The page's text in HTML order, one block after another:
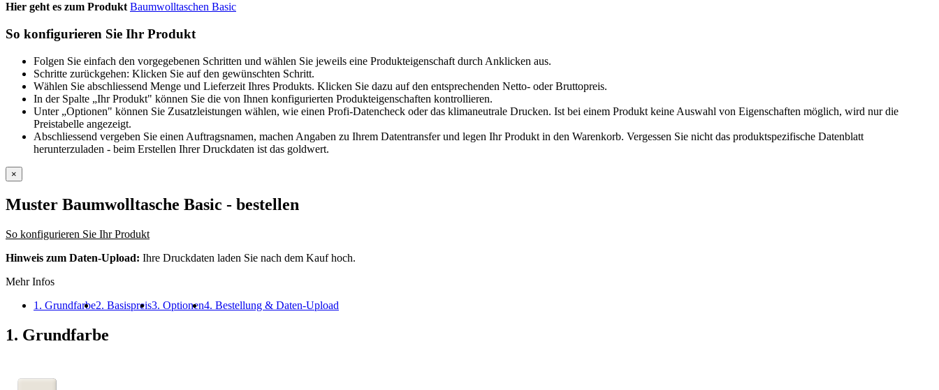
Hier geht es zum Produkt Baumwolltaschen Basic
So konfigurieren Sie Ihr Produkt
Folgen Sie einfach den vorgegebenen Schritten und wählen Sie jeweils eine Produkteigenschaft durch Anklicken aus.
Schritte zurückgehen: Klicken Sie auf den gewünschten Schritt.
Wählen Sie abschliessend Menge und Lieferzeit Ihres Produkts. Klicken Sie dazu auf den entsprechenden Netto- oder Bruttopreis.
In der Spalte „Ihr Produkt" können Sie die von Ihnen konfigurierten Produkteigenschaften kontrollieren.
Unter „Optionen" können Sie Zusatzleistungen wählen, wie einen Profi-Datencheck oder das klimaneutrale Drucken. Ist bei einem Produkt keine Auswahl von Eigenschaften möglich, wird nur die
Preistabelle angezeigt.
Abschliessend vergeben Sie einen Auftragsnamen, machen Angaben zu Ihrem Datentransfer und legen Ihr Produkt in den Warenkorb. Vergessen Sie nicht das produktspezifische Datenblatt
herunterzuladen - beim Erstellen Ihrer Druckdaten ist das goldwert.
×
Muster Baumwolltasche Basic - bestellen
So konfigurieren Sie Ihr Produkt
Hinweis zum Daten-Upload: Ihre Druckdaten laden Sie nach dem Kauf hoch.
Mehr Infos
1. Grundfarbe2. Basispreis3. Optionen4. Bestellung & Daten-Upload
1. Grundfarbe